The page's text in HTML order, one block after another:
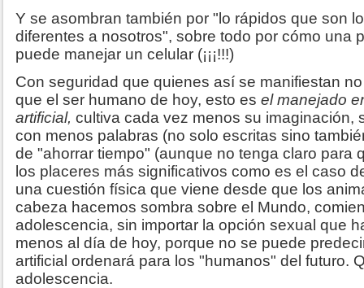
Y se asombran también por "lo rápidos que son
diferentes a nosotros", sobre todo por cómo una
puede manejar un celular (¡¡¡!!!)
Con seguridad que quienes así se manifiestan
que el ser humano de hoy, esto es el manejado
artificial, cultiva cada vez menos su imaginación,
con menos palabras (no solo escritas sino
de "ahorrar tiempo" (aunque no tenga claro para
los placeres más significativos como es el caso
una cuestión física que viene desde que los
cabeza hacemos sombra sobre el Mundo,
adolescencia, sin importar la opción sexual que
menos al día de hoy, porque no se puede
artificial ordenará para los "humanos" del futuro.
adolescencia.